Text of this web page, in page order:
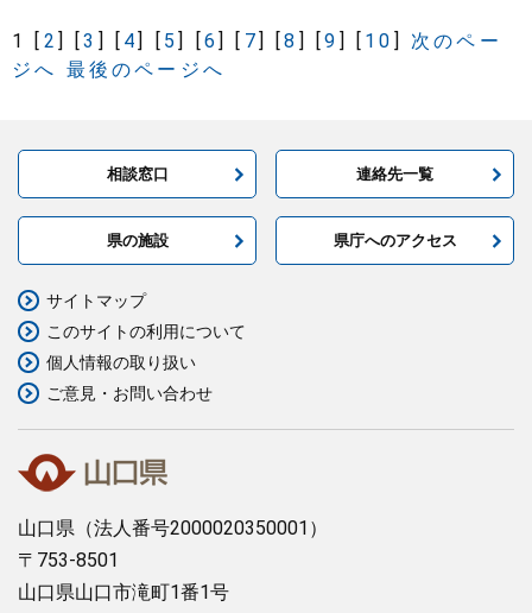
1 [ 2 ] [3 ] [ 4] [ 5] [6] [ 7] [8 ] [9 ] [ 10 ]
次のペー
ジへ 最後のページへ
相談窓口 連絡先一覧
県の施設 県庁へのアクセス
山口県 （法人番号2000020350001）
〒753-8501
山口県山口市滝町1番1号
サイトマップ
このサイトの利用について
個人情報の取り扱い
ご意見・お問い合わせ